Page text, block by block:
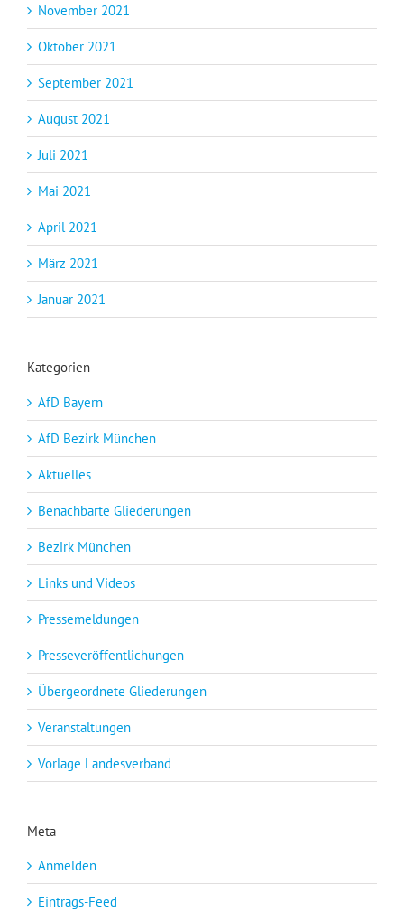
November 2021
Oktober 2021
September 2021
August 2021
Juli 2021
Mai 2021
April 2021
März 2021
Januar 2021
Kategorien
AfD Bayern
AfD Bezirk München
Aktuelles
Benachbarte Gliederungen
Bezirk München
Links und Videos
Pressemeldungen
Presseveröffentlichungen
Übergeordnete Gliederungen
Veranstaltungen
Vorlage Landesverband
Meta
Anmelden
Eintrags-Feed